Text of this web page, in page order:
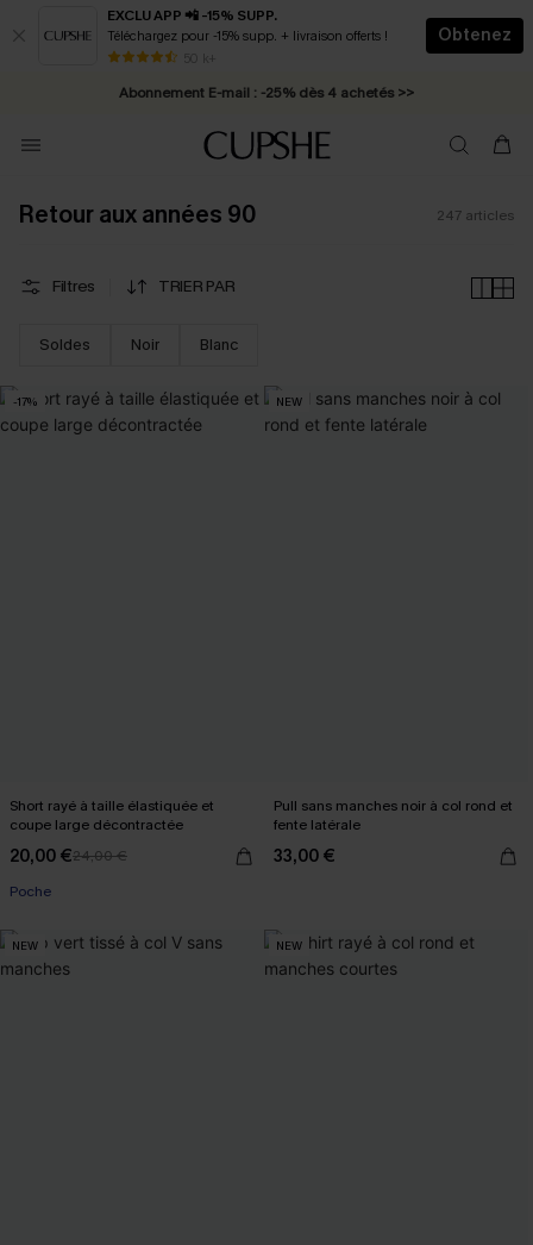
EXCLU APP 📲 -15% SUPP.
Téléchargez pour -15% supp. + livraison offerts !
50 k+
Obtenez
* Livraison éclair 2-3 jours ouvrés >>
Abonnement E-mail : -25% dès 4 achetés >>
Retour aux années 90 247 articles
Filtres TRIER PAR
Soldes Noir Blanc
-17%
Short rayé à taille élastiquée et
coupe large décontractée
20,00 €24,00 €
Poche
NEW
Pull sans manches noir à col rond et
fente latérale
33,00 €
NEW NEW